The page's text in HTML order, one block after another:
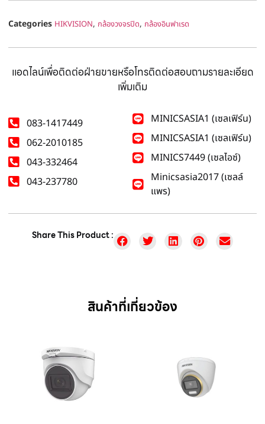
Categories HIKVISION, กล้องวงจรปิด, กล้องอินฟาเรด
แอดไลน์เพื่อติดต่อฝ่ายขายหรือโทรติดต่อสอบถามรายละเอียด
เพิ่มเติม
083-1417449
062-2010185
043-332464
043-237780
MINICSASIA1 (เซลเฟิร์น)
MINICSASIA1 (เซลเฟิร์น)
MINICS7449 (เซลไอซ์)
Minicsasia2017 (เซลล์
แพร)
Share This Product :
สินค้าที่เกี่ยวข้อง